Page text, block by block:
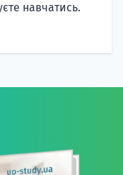
навчатись.